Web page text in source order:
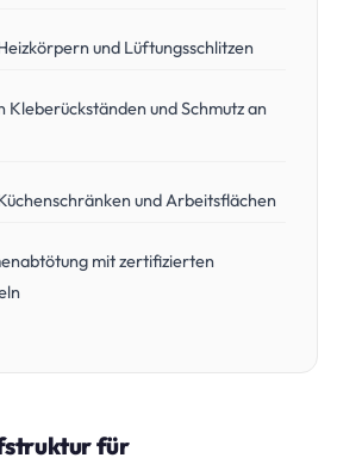
und Lüftungsschlitzen
Kleberückständen und Schmutz an
und Arbeitsflächen
mit zertifizierten
für